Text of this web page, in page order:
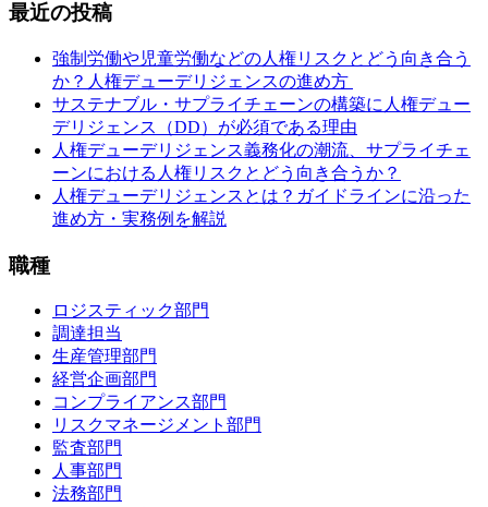
最近の投稿
強制労働や児童労働などの人権リスクとどう向き合う
か？人権デューデリジェンスの進め方
サステナブル・サプライチェーンの構築に人権デュー
デリジェンス（DD）が必須である理由
人権デューデリジェンス義務化の潮流、サプライチェ
ーンにおける人権リスクとどう向き合うか？
人権デューデリジェンスとは？ガイドラインに沿った
進め方・実務例を解説
職種
ロジスティック部門
調達担当
生産管理部門
経営企画部門
コンプライアンス部門
リスクマネージメント部門
監査部門
人事部門
法務部門